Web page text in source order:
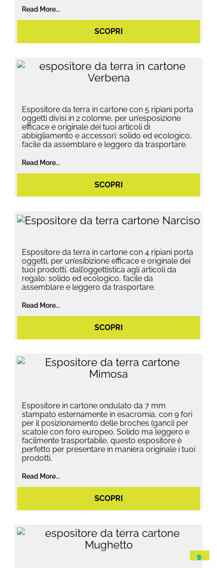
Read More...
SCOPRI
Espositore da terra in cartone con 5 ripiani porta
oggetti divisi in 2 colonne, per un’esposizione
efficace e originale dei tuoi articoli di
abbigliamento e accessori: solido ed ecologico,
facile da assemblare e leggero da trasportare.
Read More...
SCOPRI
Espositore da terra in cartone con 4 ripiani porta
oggetti, per un’esibizione efficace e originale dei
tuoi prodotti, dall’oggettistica agli articoli da
regalo: solido ed ecologico, facile da
assemblare e leggero da trasportare.
Read More...
SCOPRI
Espositore in cartone ondulato da 7 mm
stampato esternamente in esacromia, con 9 fori
per il posizionamento delle broches (ganci) per
scatole con foro europeo. Solido ma leggero e
facilmente trasportabile, questo espositore è
perfetto per presentare in maniera originale i tuoi
prodotti.
Read More...
SCOPRI